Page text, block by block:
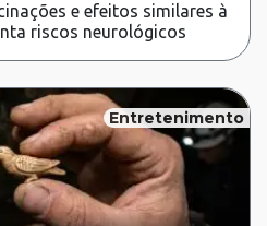
e efeitos similares à
riscos neurológicos
Entretenimento